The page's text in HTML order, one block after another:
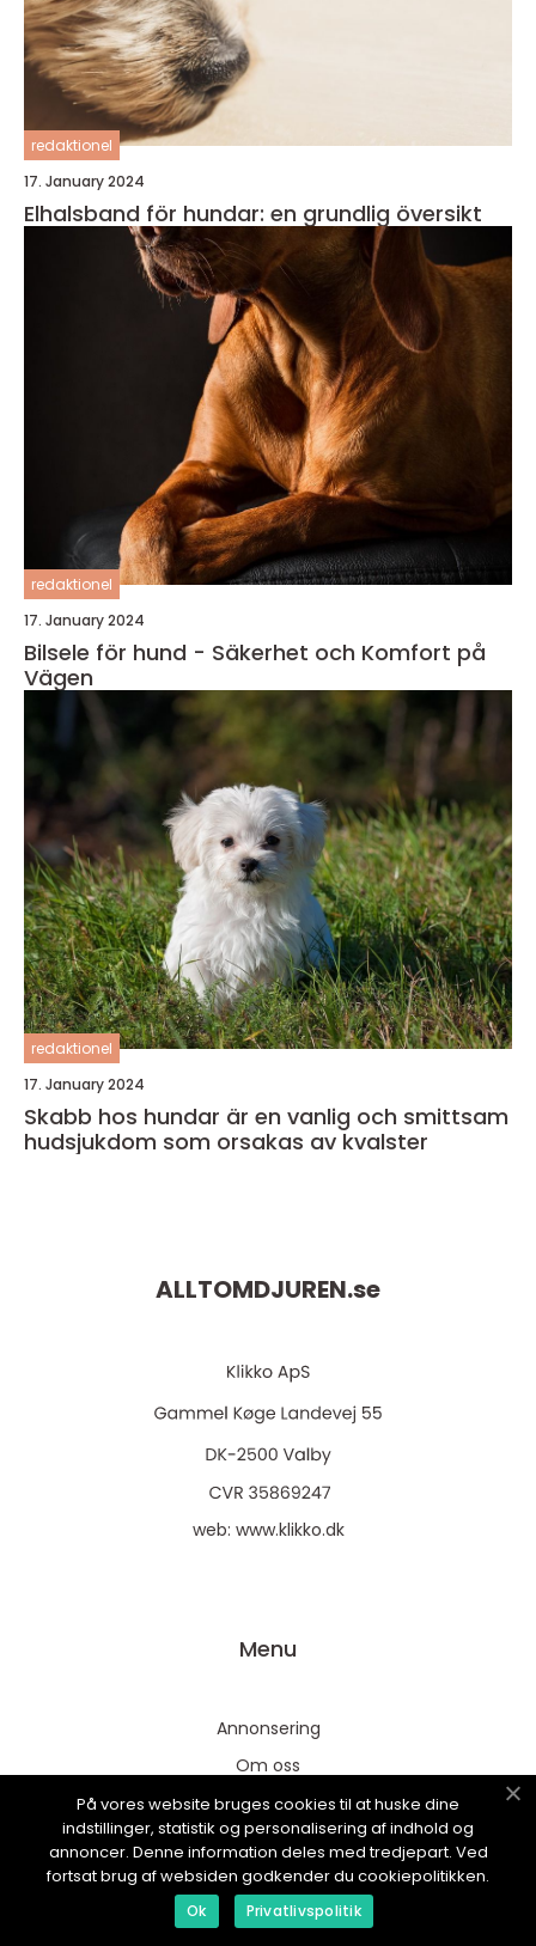
redaktionel
17. January 2024
Elhalsband för hundar: en grundlig översikt
redaktionel
17. January 2024
Bilsele för hund - Säkerhet och Komfort på
Vägen
redaktionel
17. January 2024
Skabb hos hundar är en vanlig och smittsam
hudsjukdom som orsakas av kvalster
ALLTOMDJUREN.se
web: www.klikko.dk
Menu
Annonsering
Om oss
Cookies
Kontakta oss
Sitemap
På vores website bruges cookies til at huske dine
indstillinger, statistik og personalisering af indhold og
annoncer. Denne information deles med tredjepart. Ved
fortsat brug af websiden godkender du cookiepolitikken.
Ok Privatlivspolitik